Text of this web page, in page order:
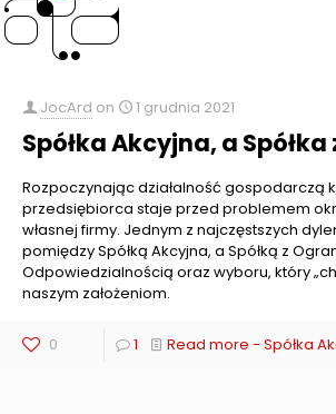
JocArd on 1 grudnia 2021
Spółka Akcyjna, a Spółka
Rozpoczynając działalność gospodarczą
przedsiębiorca staje przed problemem
własnej firmy. Jednym z najczęstszych
pomiędzy Spółką Akcyjna, a Spółką z
Odpowiedzialnością oraz wyboru, który
naszym założeniom.
0 1 Read more - Spółka